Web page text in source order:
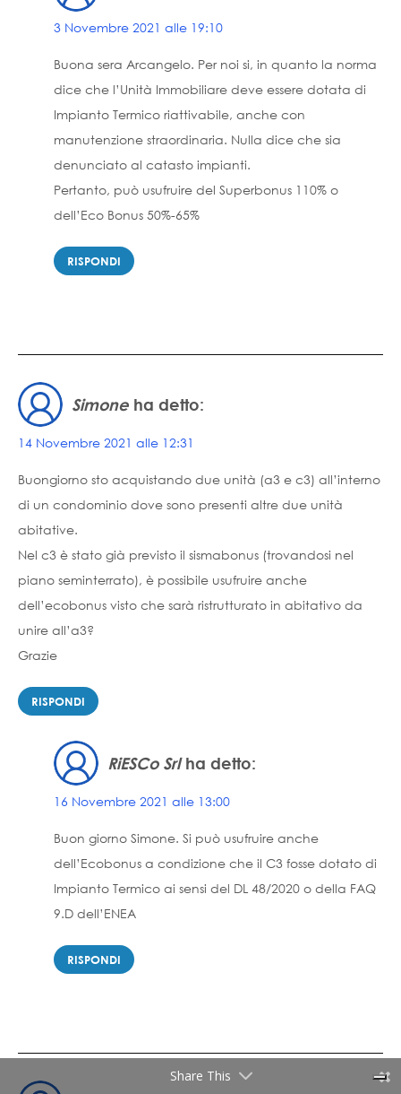
3 Novembre 2021 alle 19:10
Buona sera Arcangelo. Per noi si, in quanto la norma
dice che l’Unità Immobiliare deve essere dotata di
Impianto Termico riattivabile, anche con
manutenzione straordinaria. Nulla dice che sia
denunciato al catasto impianti.
Pertanto, può usufruire del Superbonus 110% o
dell’Eco Bonus 50%-65%
RISPONDI
Simone ha detto:
14 Novembre 2021 alle 12:31
Buongiorno sto acquistando due unità (a3 e c3) all’interno
di un condominio dove sono presenti altre due unità
abitative.
Nel c3 è stato già previsto il sismabonus (trovandosi nel
piano seminterrato), è possibile usufruire anche
dell’ecobonus visto che sarà ristrutturato in abitativo da
unire all’a3?
Grazie
RISPONDI
RiESCo Srl ha detto:
16 Novembre 2021 alle 13:00
Buon giorno Simone. Si può usufruire anche
dell’Ecobonus a condizione che il C3 fosse dotato di
Impianto Termico ai sensi del DL 48/2020 o della FAQ
9.D dell’ENEA
RISPONDI
Share This